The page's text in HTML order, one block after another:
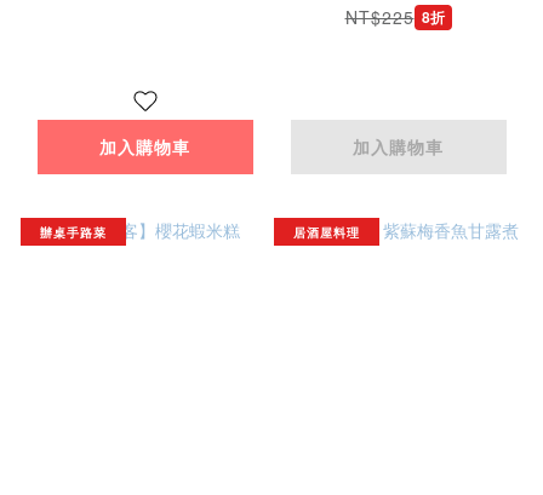
加入購物車
NT$225 8折
加入購物車
辦桌手路菜 居酒屋料理